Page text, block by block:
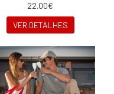
22.00€
VER DETALHES